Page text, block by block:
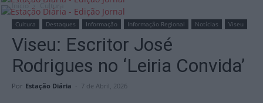
Início Cultura
Cultura Destaques Informação Informação Regional Notícias Viseu
Viseu: Escritor José
Rodrigues no ‘Leiria Convida’
Por Estação Diária - 7 de Abril, 2026